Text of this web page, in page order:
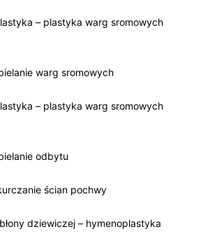
– plastyka warg sromowych
warg sromowych
– plastyka warg sromowych
odbytu
ścian pochwy
dziewiczej – hymenoplastyka